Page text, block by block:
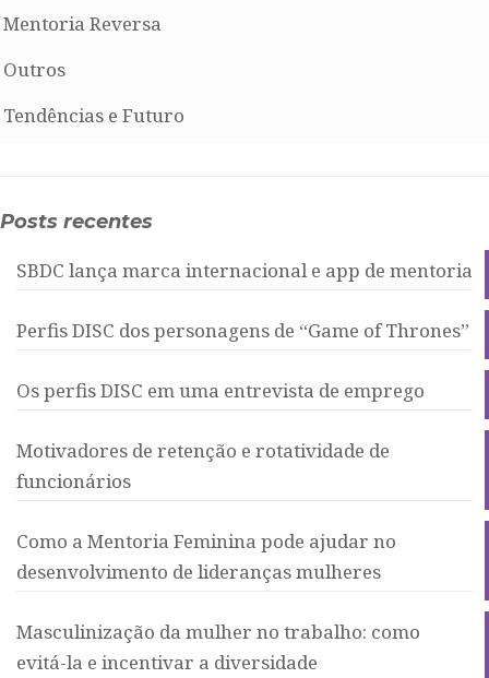
Mentoria Reversa
Outros
Tendências e Futuro
Posts recentes
SBDC lança marca internacional e app de mentoria
Perfis DISC dos personagens de “Game of Thrones”
Os perfis DISC em uma entrevista de emprego
Motivadores de retenção e rotatividade de
funcionários
Como a Mentoria Feminina pode ajudar no
desenvolvimento de lideranças mulheres
Masculinização da mulher no trabalho: como
evitá-la e incentivar a diversidade